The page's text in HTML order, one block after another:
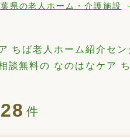
県の老人ホーム・介護施設
ちば老人ホーム紹介セ
談無料の なのはなケア
28 件